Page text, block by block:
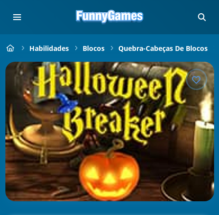
Habilidades Blocos Quebra-Cabeças De Blocos